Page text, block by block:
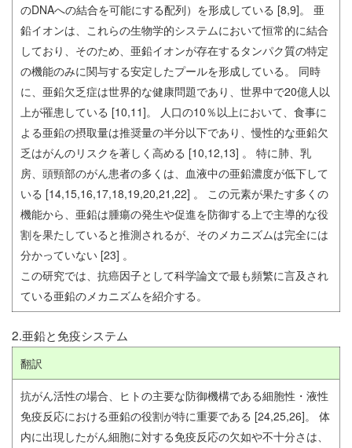
のDNAへの結合を可能にする配列）を形成している [8,9]。 亜
鉛イオンは、これらの生物学的システムにおいて恒常的に結合
しており、そのため、亜鉛イオンが存在するタンパク質の特定
の機能のみに関与する安定したプールを形成している。 同時
に、亜鉛欠乏症は世界的な健康問題であり、世界中で20億人以
上が罹患している [10,11]。 人口の10％以上において、食事に
よる亜鉛の摂取量は推奨量の半分以下であり、慢性的な亜鉛欠
乏はがんのリスクを著しく高める [10,12,13] 。 特に肺、乳
房、頭頸部のがん患者の多くは、血液中の亜鉛濃度が低下して
いる [14,15,16,17,18,19,20,21,22] 。 この元素が果たす多くの
機能から、亜鉛は腫瘍の発生や促進を防御する上で主導的な役
割を果たしていると推測されるが、そのメカニズムは完全には
分かっていない [23] 。
この研究では、抗癌因子として科学論文で最も頻繁に言及され
ている亜鉛のメカニズムを紹介する。
2.亜鉛と免疫システム
翻訳
抗がん活性の場合、ヒトの主要な防御機構である細胞性・液性
免疫反応における亜鉛の役割が特に重要である [24,25,26]。 体
内に出現したがん細胞に対する免疫反応の欠如や不十分さは、